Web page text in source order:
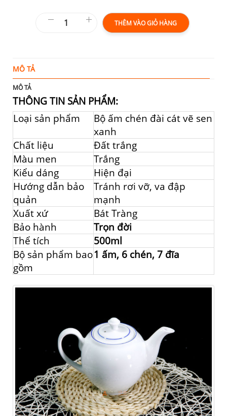
THÊM VÀO GIỎ HÀNG
MÔ TẢ
MÔ TẢ
THÔNG TIN SẢN PHẨM:
Loại sản phẩm
Bộ ấm chén đài cát vẽ sen
xanh
Chất liệu
Đất trắng
Màu men
Trắng
Kiểu dáng
Hiện đại
Hướng dẫn bảo
quản
Tránh rơi vỡ, va đập
mạnh
Xuất xứ
Bát Tràng
Bảo hành
Trọn đời
Thể tích
500ml
Bộ sản phẩm bao
gồm
1 ấm, 6 chén, 7 đĩa